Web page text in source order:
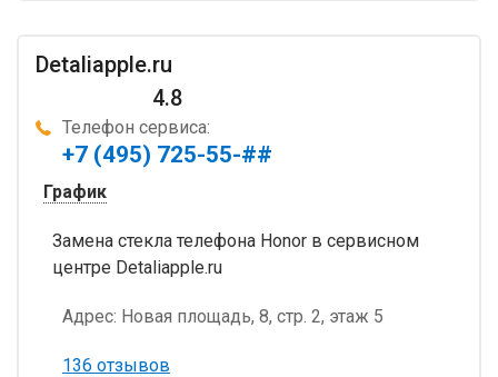
Detaliapple.ru
4.8
Телефон сервиса:
+7 (495) 725-55-##
График
Замена стекла телефона Honor в сервисном
центре Detaliapple.ru
Адрес: Новая площадь, 8, стр. 2, этаж 5
136 отзывов